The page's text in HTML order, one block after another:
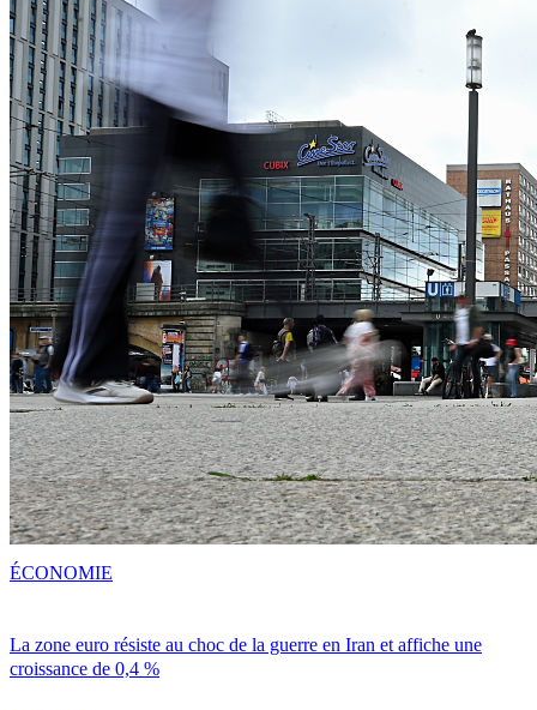
La zone euro résiste au choc de la guerre en Iran et affiche une
croissance de 0,4 %
ÉCONOMIE